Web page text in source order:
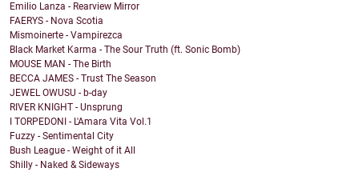
Emilio Lanza - Rearview Mirror
FAERYS - Nova Scotia
Mismoinerte - Vampirezca
Black Market Karma - The Sour Truth (ft. Sonic Bomb)
MOUSE MAN - The Birth
BECCA JAMES - Trust The Season
JEWEL OWUSU - b-day
RIVER KNIGHT - Unsprung
I TORPEDONI - L'Amara Vita Vol.1
Fuzzy - Sentimental City
Bush League - Weight of it All
Shilly - Naked & Sideways